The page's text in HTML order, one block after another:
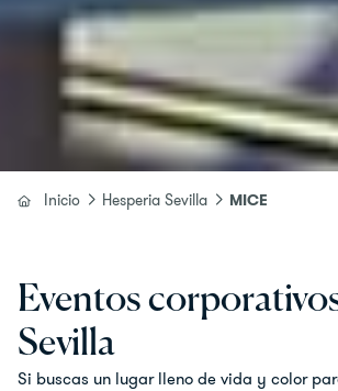
Inicio Hesperia Sevilla MICE
Eventos
Sevilla
Si buscas un lugar lleno de vida y color